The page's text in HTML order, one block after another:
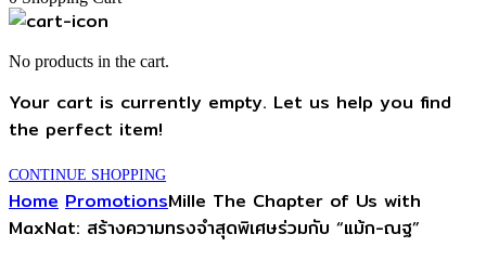
No products in the cart.
Your cart is currently empty. Let us help you find
the perfect item!
CONTINUE SHOPPING
Home PromotionsMille The Chapter of Us with
MaxNat: สร้างความทรงจำสุดพิเศษร่วมกับ “แม้ก-ณฐ”